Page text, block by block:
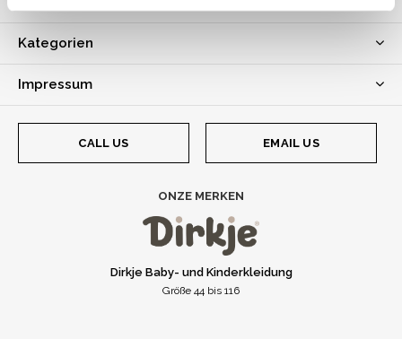
Kategorien
Impressum
CALL US EMAIL US
ONZE MERKEN
Dirkje Baby- und Kinderkleidung
Größe 44 bis 116